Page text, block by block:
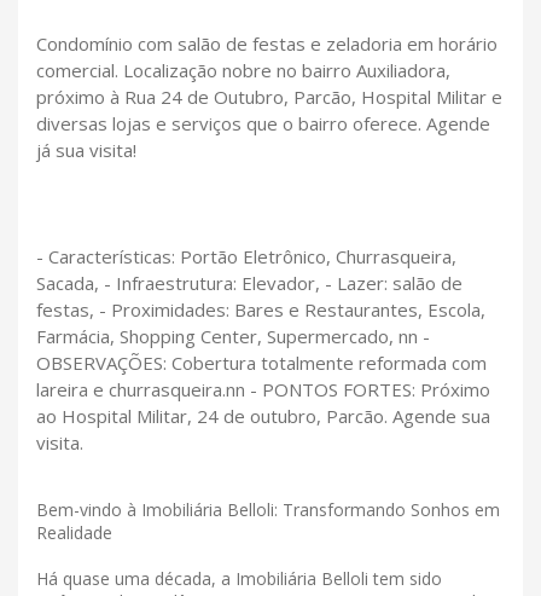
Condomínio com salão de festas e zeladoria em horário
comercial. Localização nobre no bairro Auxiliadora,
próximo à Rua 24 de Outubro, Parcão, Hospital Militar e
diversas lojas e serviços que o bairro oferece. Agende
já sua visita!
- Características: Portão Eletrônico, Churrasqueira,
Sacada, - Infraestrutura: Elevador, - Lazer: salão de
festas, - Proximidades: Bares e Restaurantes, Escola,
Farmácia, Shopping Center, Supermercado, nn -
OBSERVAÇÕES: Cobertura totalmente reformada com
lareira e churrasqueira.nn - PONTOS FORTES: Próximo
ao Hospital Militar, 24 de outubro, Parcão. Agende sua
visita.
Bem-vindo à Imobiliária Belloli: Transformando Sonhos em
Realidade
Há quase uma década, a Imobiliária Belloli tem sido